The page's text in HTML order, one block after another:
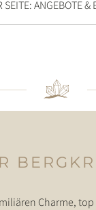
ANGEBOTE &
Charme,